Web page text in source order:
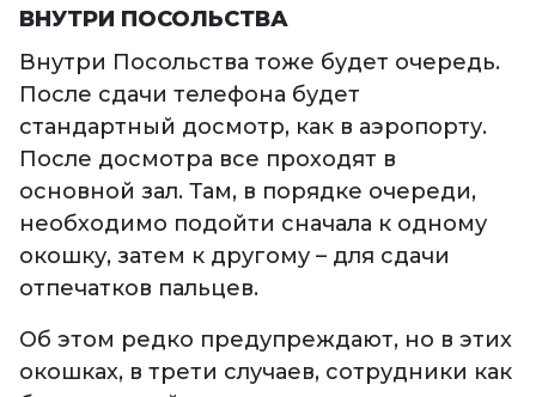
ВНУТРИ ПОСОЛЬСТВА
Внутри Посольства тоже будет очередь.
После сдачи телефона будет
стандартный досмотр, как в аэропорту.
После досмотра все проходят в
основной зал. Там, в порядке очереди,
необходимо подойти сначала к одному
окошку, затем к другому – для сдачи
отпечатков пальцев.
Об этом редко предупреждают, но в этих
окошках, в трети случаев, сотрудники как